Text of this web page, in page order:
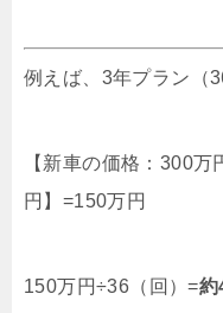
例えば、3年プラン（
【新車の価格：300
円】=150万円
150万円÷36（回）=約